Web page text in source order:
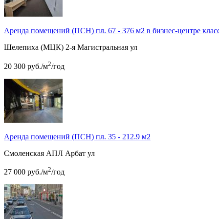
Аренда помещений (ПСН) пл. 67 - 376 м2 в бизнес-центре
Шелепиха (МЦК) 2-я Магистральная ул
20 300 руб./м2/год
Аренда помещений (ПСН) пл. 35 - 212.9 м2
Смоленская АПЛ Арбат ул
27 000 руб./м2/год